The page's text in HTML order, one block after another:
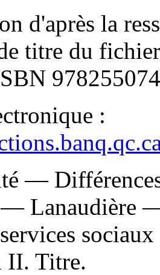
d'après la
titre du
:
—
Lanaudière
II. Titre.